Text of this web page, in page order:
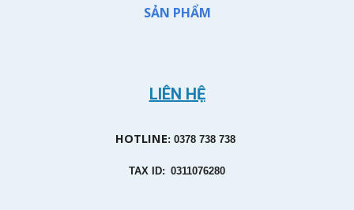
SẢN PHẨM
LIÊN HỆ
HOTLINE: 0378 738 738
TAX ID: 0311076280